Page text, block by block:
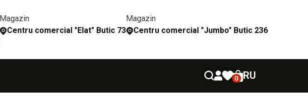
Magazin
Сentru comercial "Elat" Butic 73
Magazin
Сentru comercial "Jumbo" Butic 236
0 RU